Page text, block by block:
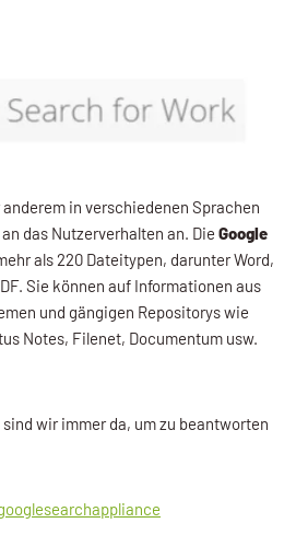
in verschiedenen Sprachen
das Nutzerverhalten an. Die Google
als 220 Dateitypen, darunter Word,
Sie können auf Informationen aus
und gängigen Repositorys wie
Notes, Filenet, Documentum usw.
wir immer da, um zu beantworten